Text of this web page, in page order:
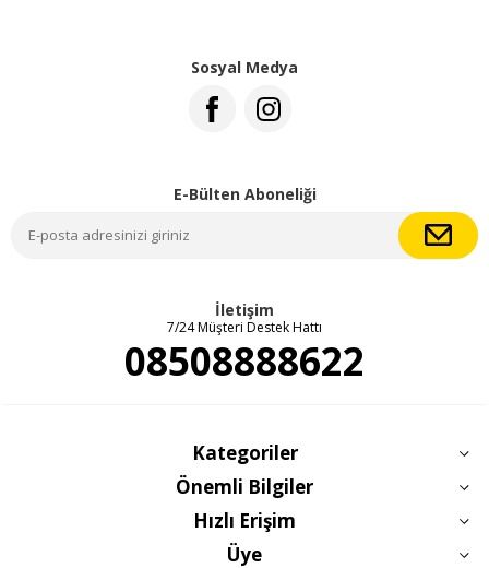
Sosyal Medya
E-Bülten Aboneliği
İletişim
7/24 Müşteri Destek Hattı
08508888622
Kategoriler
Önemli Bilgiler
Hızlı Erişim
Üye